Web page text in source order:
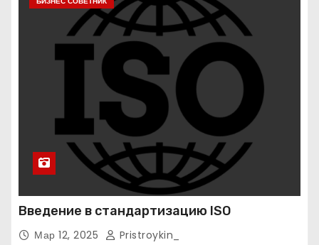
Введение в стандартизацию ISO
Мар 12, 2025 Pristroykin_